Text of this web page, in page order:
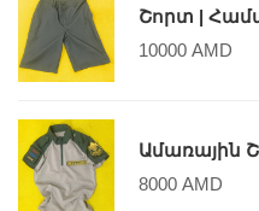
Շորտ |
10000 AMD
Ամառային
8000 AMD